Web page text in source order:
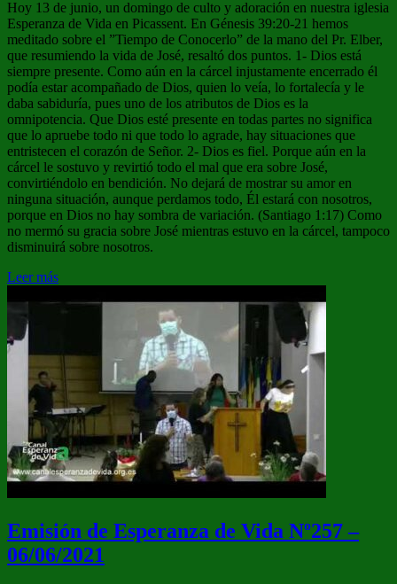
Hoy 13 de junio, un domingo de culto y adoración en nuestra iglesia
Esperanza de Vida en Picassent. En Génesis 39:20-21 hemos
meditado sobre el ”Tiempo de Conocerlo” de la mano del Pr. Elber,
que resumiendo la vida de José, resaltó dos puntos. 1- Dios está
siempre presente. Como aún en la cárcel injustamente encerrado él
podía estar acompañado de Dios, quien lo veía, lo fortalecía y le
daba sabiduría, pues uno de los atributos de Dios es la
omnipotencia. Que Dios esté presente en todas partes no significa
que lo apruebe todo ni que todo lo agrade, hay situaciones que
entristecen el corazón de Señor. 2- Dios es fiel. Porque aún en la
cárcel le sostuvo y revirtió todo el mal que era sobre José,
convirtiéndolo en bendición. No dejará de mostrar su amor en
ninguna situación, aunque perdamos todo, Él estará con nosotros,
porque en Dios no hay sombra de variación. (Santiago 1:17) Como
no mermó su gracia sobre José mientras estuvo en la cárcel, tampoco
disminuirá sobre nosotros.
Leer más
Emisión de Esperanza de Vida Nº257 –
06/06/2021